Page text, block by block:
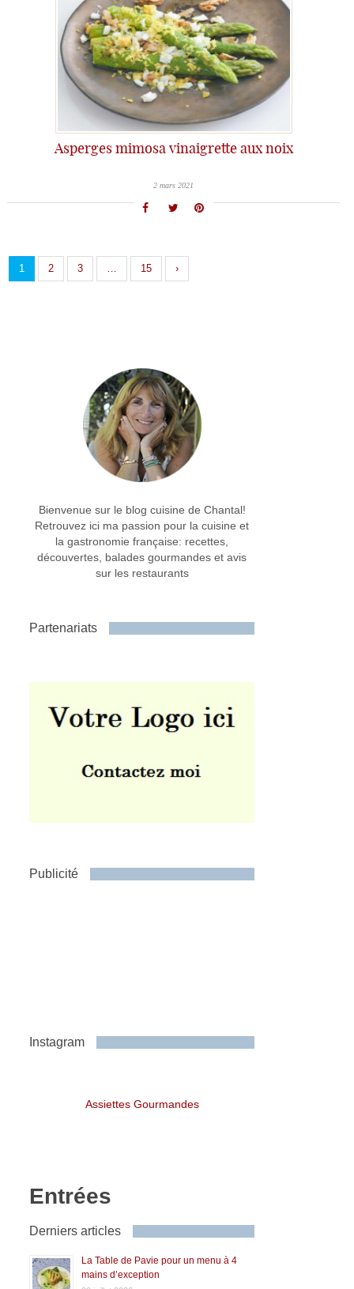
Asperges mimosa vinaigrette aux noix
2 mars 2021
1 2 3 … 15 ›
Bienvenue sur le blog cuisine de Chantal!
Retrouvez ici ma passion pour la cuisine et
la gastronomie française: recettes,
découvertes, balades gourmandes et avis
sur les restaurants
Partenariats
Publicité
Instagram
Assiettes Gourmandes
Entrées
Derniers articles
La Table de Pavie pour un menu à 4
mains d’exception